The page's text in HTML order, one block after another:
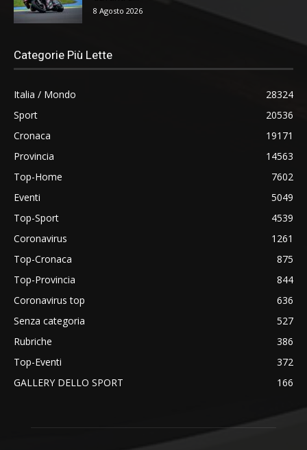
8 Agosto 2026
Categorie Più Lette
Italia / Mondo
28324
Sport
20536
Cronaca
19171
Provincia
14563
Top-Home
7602
Eventi
5049
Top-Sport
4539
Coronavirus
1261
Top-Cronaca
875
Top-Provincia
844
Coronavirus top
636
Senza categoria
527
Rubriche
386
Top-Eventi
372
GALLERY DELLO SPORT
166